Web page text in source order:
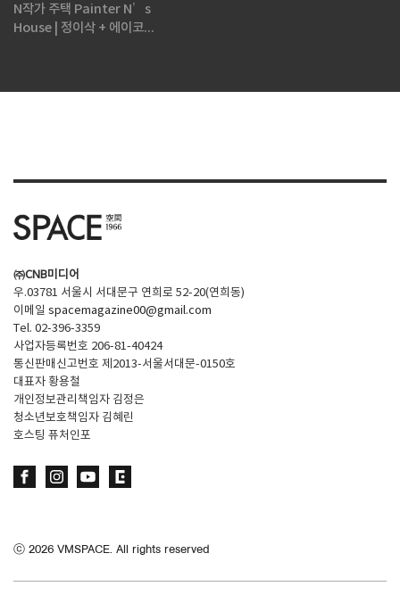
N작가 주택 Painter N’s
House | 정이삭 + 에이코...
㈜CNB미디어
우.03781 서울시 서대문구 연희로 52-20(연희동)
이메일 spacemagazine00@gmail.com
Tel. 02-396-3359
사업자등록번호 206-81-40424
통신판매신고번호 제2013-서울서대문-0150호
대표자 황용철
개인정보관리책임자 김정은
청소년보호책임자 김혜린
호스팅 퓨처인포
ⓒ 2026 VMSPACE. All rights reserved